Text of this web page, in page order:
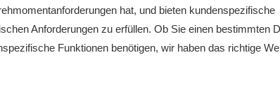
hat, und bieten kundenspezifische
Anforderungen zu erfüllen. Ob Sie einen bestimmten
Funktionen benötigen, wir haben das richtige